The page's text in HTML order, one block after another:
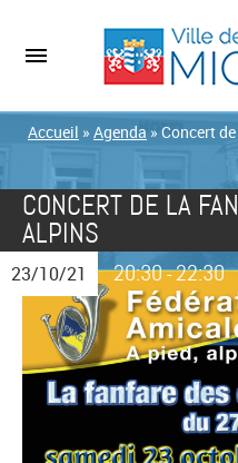
Accueil » Agenda » Concert
CONCERT DE LA
ALPINS
23/10/21 20:30-22:30